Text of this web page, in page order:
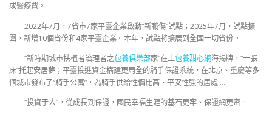
成醫療費。
2022年7月，7省市7家平臺企業啟動“新職傷”試點；2025年7月，試點擴
圍，新增10個省份和4家平臺企業。本年，試點將擴展到全國一切省份。
“新時期城市扶植者治理者之包養俱樂部家”在上包養甜心網海揭牌，“一張
床”托起安居夢；平臺投進資金構建更周全的騎手保證系統，在北京、重慶等多
個城市發布了“騎手公寓”，為騎手供給性價比高、平安性強的居處……
“投資于人”，從成長到保證，國民幸福生涯的基石更牢、保證網更密。